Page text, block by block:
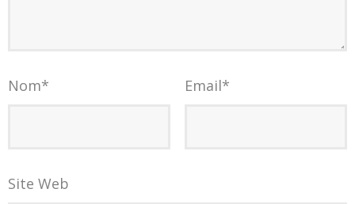
Nom* Email*
Site Web